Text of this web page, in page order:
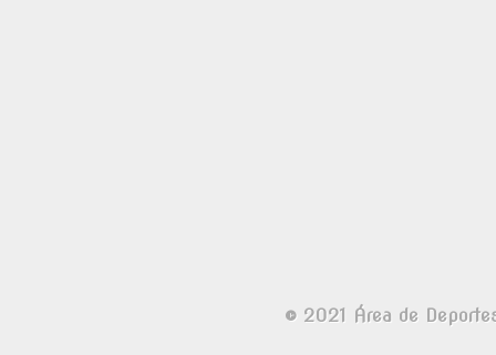
© 2021 Área de